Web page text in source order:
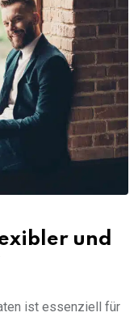
und
ist essenziell für